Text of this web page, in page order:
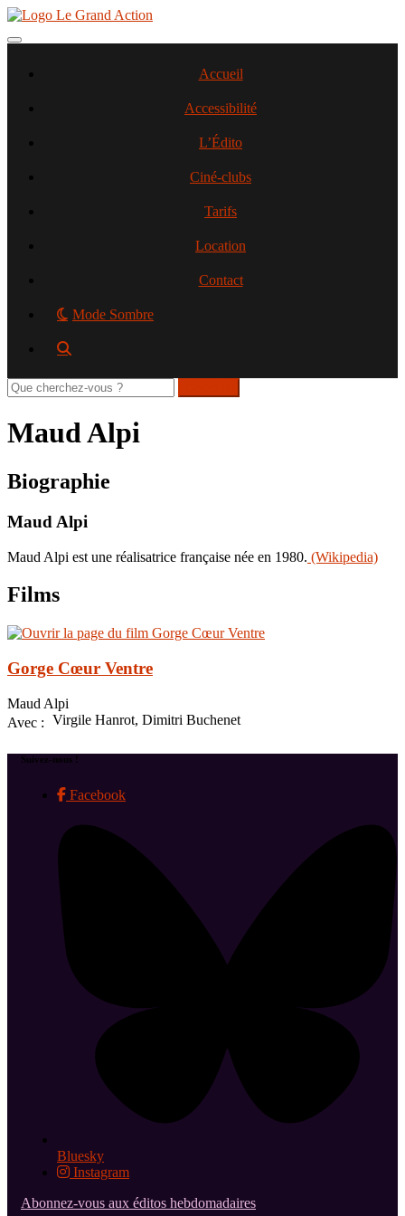
Aller
contenu
Toggle navigation
Accueil
Accessibilité
L’Édito
Ciné-clubs
Tarifs
Location
Contact
Mode Sombre
Rechercher
sur
site
Maud Alpi
Biographie
Maud Alpi
Maud Alpi est une réalisatrice française née en 1980. (Wikipedia)
Films
Gorge Cœur Ventre
Maud Alpi
Avec : Virgile Hanrot, Dimitri Buchenet
Suivez-nous !
Facebook
Bluesky
Instagram
Abonnez-vous aux éditos hebdomadaires